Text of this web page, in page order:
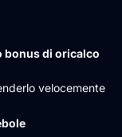
bonus di oricalco
velocemente